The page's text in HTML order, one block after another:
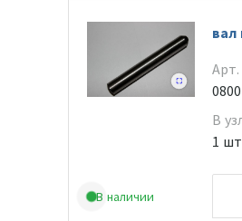
В наличии
вал
Арт.
В
1